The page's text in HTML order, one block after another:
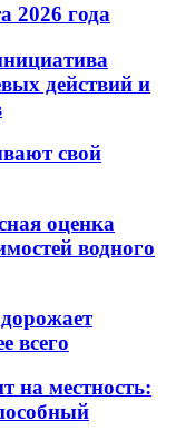
2026 года
действий и
свой
оценка
водного
всего
на местность: